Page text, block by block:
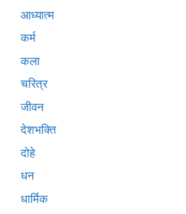
आध्यात्म
कर्म
कला
चरित्र
जीवन
देशभक्ति
दोहे
धन
धार्मिक